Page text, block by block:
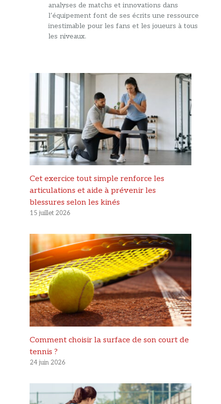
analyses de matchs et innovations dans
l’équipement font de ses écrits une ressource
inestimable pour les fans et les joueurs à tous
les niveaux.
Cet exercice tout simple renforce les
articulations et aide à prévenir les
blessures selon les kinés
15 juillet 2026
Comment choisir la surface de son court de
tennis ?
24 juin 2026